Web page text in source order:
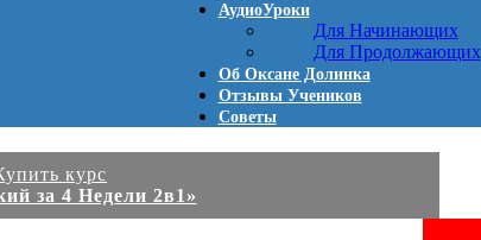
АудиоУроки
Для Начинающих
Для Продолжающих
Об Оксане Долинка
Отзывы Учеников
Советы
курс
за 4 Недели 2в1»